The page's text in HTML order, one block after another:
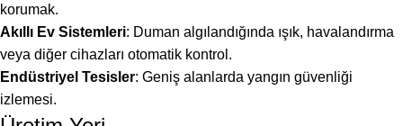
korumak.
Akıllı Ev Sistemleri: Duman algılandığında ışık, havalandırma
veya diğer cihazları otomatik kontrol.
Endüstriyel Tesisler: Geniş alanlarda yangın güvenliği
izlemesi.